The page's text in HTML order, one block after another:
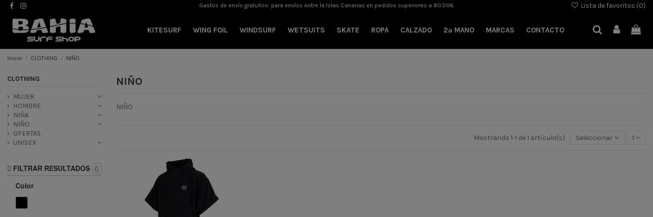
Gastos de envío gratuitos: para envíos entre la Islas Canarias en pedidos superiores a 80.00€. Lista de favoritos (0)
KITESURF WING FOIL WINDSURF WETSUITS SKATE ROPA CALZADO 2ª MANO MARCAS CONTACTO
Inicio CLOTHING NIÑO
NIÑO
NIÑO
Mostrando 1-1 de 1 artículo(s) Seleccionar 1
CLOTHING
MUJER
HOMBRE
NIÑA
NIÑO
OFERTAS
UNISEX
FILTRAR RESULTADOS
Color